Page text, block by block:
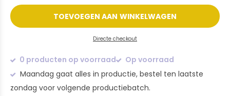
TOEVOEGEN AAN WINKELWAGEN
Directe checkout
0 producten op voorraad
Op voorraad
Maandag gaat alles in productie, bestel ten laatste
zondag voor volgende productiebatch.